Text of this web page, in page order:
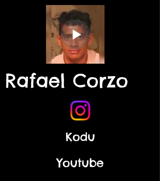
Rafael Corzo
Kodu
Youtube